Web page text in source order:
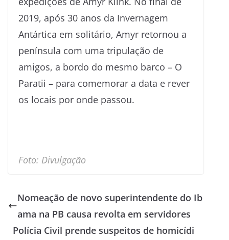
2019, após 30 anos da Invernagem
Antártica em solitário, Amyr retornou a
península com uma tripulação de
amigos, a bordo do mesmo barco – O
Paratii – para comemorar a data e rever
os locais por onde passou.
Foto: Divulgação
Nomeação de novo superintendente do Ib
ama na PB causa revolta em servidores
Polícia Civil prende suspeitos de homicídi